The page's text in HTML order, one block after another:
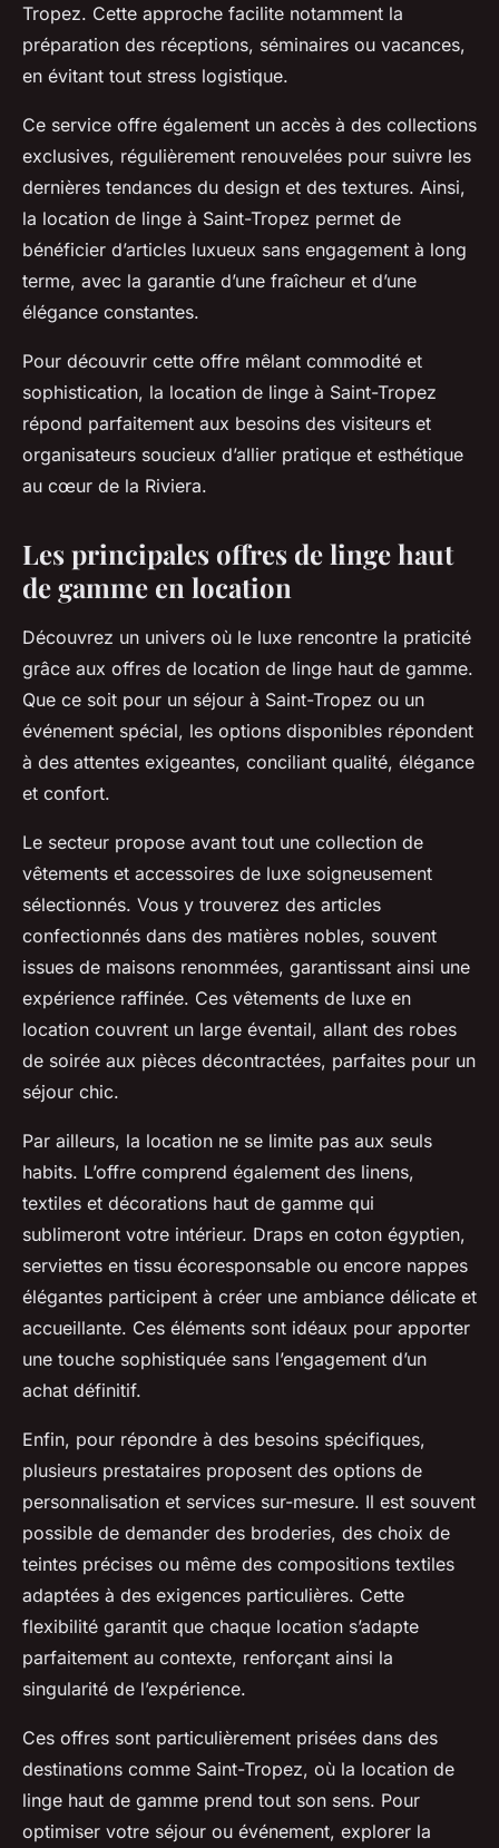
Tropez. Cette approche facilite notamment la
préparation des réceptions, séminaires ou vacances,
en évitant tout stress logistique.
Ce service offre également un accès à des collections
exclusives, régulièrement renouvelées pour suivre les
dernières tendances du design et des textures. Ainsi,
la location de linge à Saint-Tropez permet de
bénéficier d’articles luxueux sans engagement à long
terme, avec la garantie d’une fraîcheur et d’une
élégance constantes.
Pour découvrir cette offre mêlant commodité et
sophistication, la location de linge à Saint-Tropez
répond parfaitement aux besoins des visiteurs et
organisateurs soucieux d’allier pratique et esthétique
au cœur de la Riviera.
Les principales offres de linge haut
de gamme en location
Découvrez un univers où le luxe rencontre la praticité
grâce aux offres de location de linge haut de gamme.
Que ce soit pour un séjour à Saint-Tropez ou un
événement spécial, les options disponibles répondent
à des attentes exigeantes, conciliant qualité, élégance
et confort.
Le secteur propose avant tout une collection de
vêtements et accessoires de luxe soigneusement
sélectionnés. Vous y trouverez des articles
confectionnés dans des matières nobles, souvent
issues de maisons renommées, garantissant ainsi une
expérience raffinée. Ces vêtements de luxe en
location couvrent un large éventail, allant des robes
de soirée aux pièces décontractées, parfaites pour un
séjour chic.
Par ailleurs, la location ne se limite pas aux seuls
habits. L’offre comprend également des linens,
textiles et décorations haut de gamme qui
sublimeront votre intérieur. Draps en coton égyptien,
serviettes en tissu écoresponsable ou encore nappes
élégantes participent à créer une ambiance délicate et
accueillante. Ces éléments sont idéaux pour apporter
une touche sophistiquée sans l’engagement d’un
achat définitif.
Enfin, pour répondre à des besoins spécifiques,
plusieurs prestataires proposent des options de
personnalisation et services sur-mesure. Il est souvent
possible de demander des broderies, des choix de
teintes précises ou même des compositions textiles
adaptées à des exigences particulières. Cette
flexibilité garantit que chaque location s’adapte
parfaitement au contexte, renforçant ainsi la
singularité de l’expérience.
Ces offres sont particulièrement prisées dans des
destinations comme Saint-Tropez, où la location de
linge haut de gamme prend tout son sens. Pour
optimiser votre séjour ou événement, explorer la